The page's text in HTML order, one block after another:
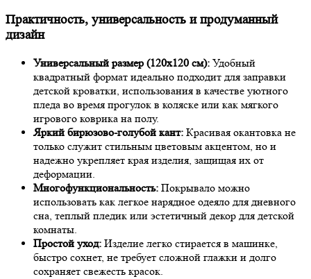
Практичность, универсальность и продуманный
дизайн
Универсальный размер (120х120 см): Удобный
квадратный формат идеально подходит для заправки
детской кроватки, использования в качестве уютного
пледа во время прогулок в коляске или как мягкого
игрового коврика на полу.
Яркий бирюзово-голубой кант: Красивая окантовка не
только служит стильным цветовым акцентом, но и
надежно укрепляет края изделия, защищая их от
деформации.
Многофункциональность: Покрывало можно
использовать как легкое нарядное одеяло для дневного
сна, теплый пледик или эстетичный декор для детской
комнаты.
Простой уход: Изделие легко стирается в машинке,
быстро сохнет, не требует сложной глажки и долго
сохраняет свежесть красок.